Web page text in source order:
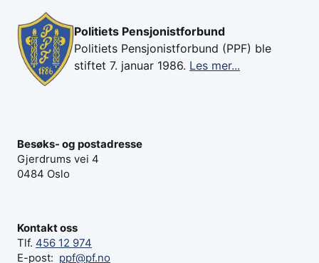
Politiets Pensjonistforbund
Politiets Pensjonistforbund (PPF) ble
stiftet 7. januar 1986. Les mer...
Besøks- og postadresse
Gjerdrums vei 4
0484 Oslo
Kontakt oss
Tlf. 456 12 974
E-post: ppf@pf.no